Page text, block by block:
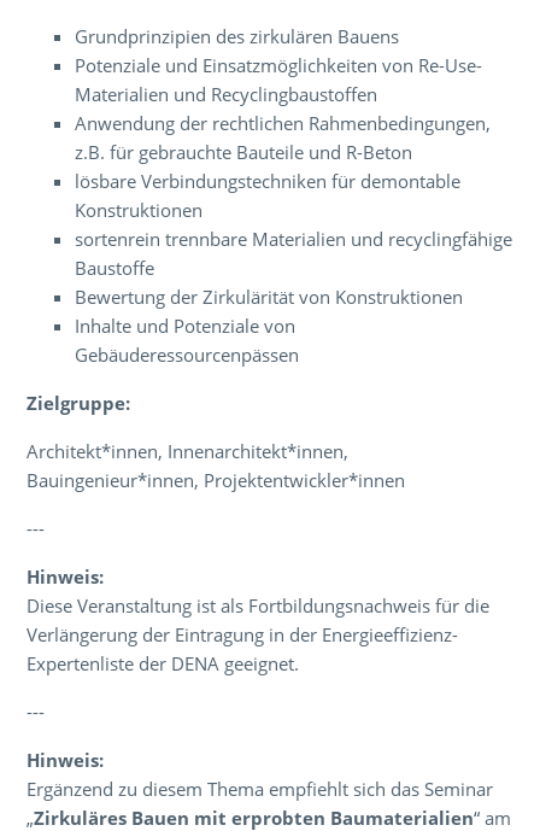
Grundprinzipien des zirkulären Bauens
Potenziale und Einsatzmöglichkeiten von Re-Use-
Materialien und Recyclingbaustoffen
Anwendung der rechtlichen Rahmenbedingungen,
z.B. für gebrauchte Bauteile und R-Beton
lösbare Verbindungstechniken für demontable
Konstruktionen
sortenrein trennbare Materialien und recyclingfähige
Baustoffe
Bewertung der Zirkulärität von Konstruktionen
Inhalte und Potenziale von
Gebäuderessourcenpässen
Zielgruppe:
Architekt*innen, Innenarchitekt*innen,
Bauingenieur*innen, Projektentwickler*innen
---
Hinweis:
Diese Veranstaltung ist als Fortbildungsnachweis für die
Verlängerung der Eintragung in der Energieeffizienz-
Expertenliste der DENA geeignet.
---
Hinweis:
Ergänzend zu diesem Thema empfiehlt sich das Seminar
„Zirkuläres Bauen mit erprobten Baumaterialien“ am